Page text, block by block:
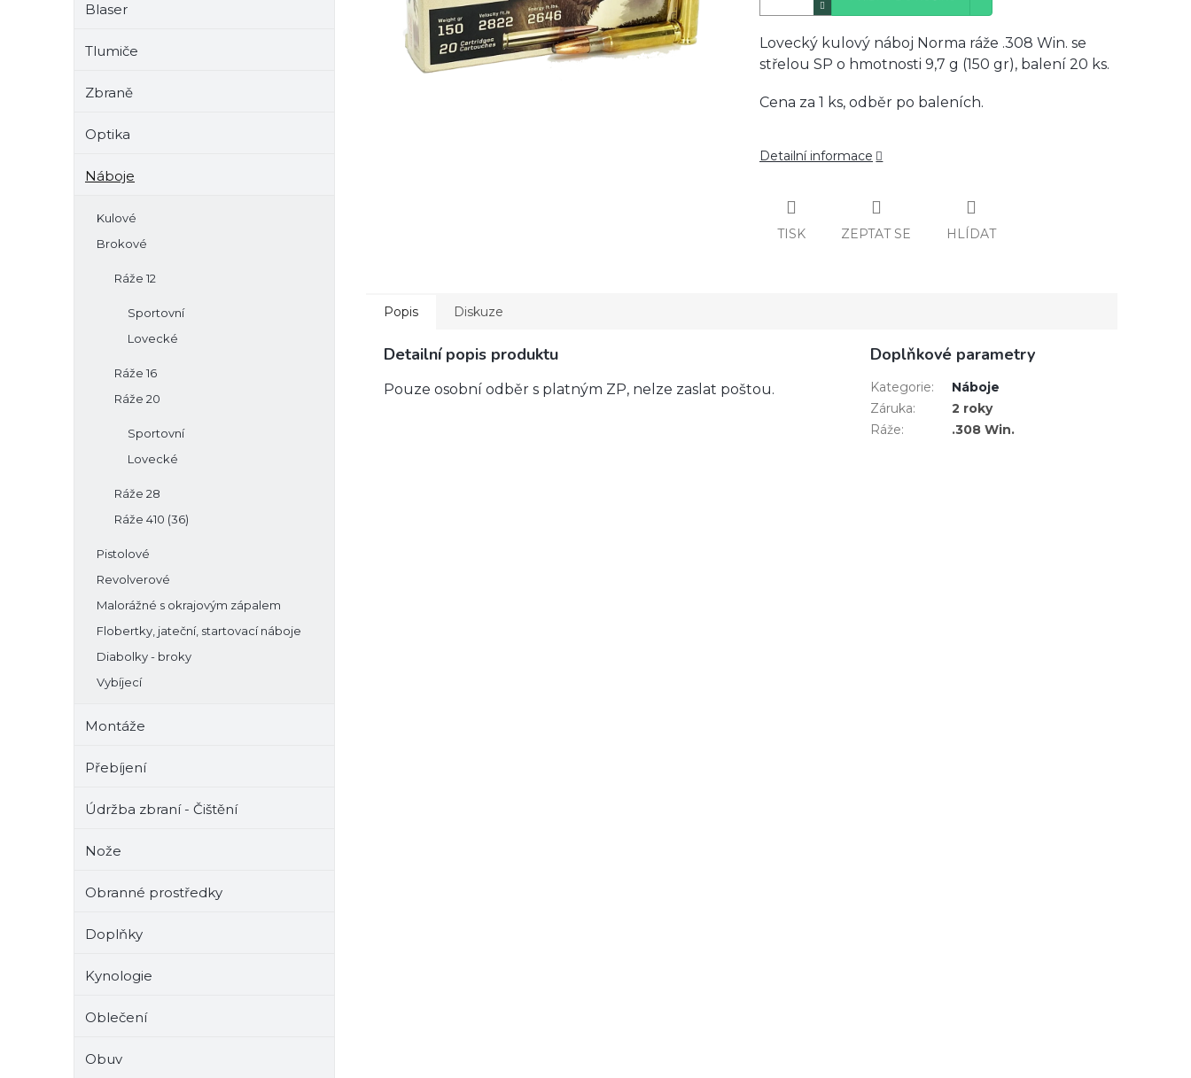
Blaser
Tlumiče
Zbraně
Optika
Náboje
Kulové
Brokové
Ráže 12
Sportovní
Lovecké
Ráže 16
Ráže 20
Sportovní
Lovecké
Ráže 28
Ráže 410 (36)
Pistolové
Revolverové
Malorážné s okrajovým zápalem
Flobertky, jateční, startovací náboje
Diabolky - broky
Vybíjecí
Montáže
Přebíjení
Údržba zbraní - Čištění
Nože
Obranné prostředky
Doplňky
Kynologie
Oblečení
Obuv
Lovecký kulový náboj Norma ráže .308 Win. se
střelou SP o hmotnosti 9,7 g (150 gr), balení 20 ks.
Cena za 1 ks, odběr po baleních.
Detailní informace
TISK ZEPTAT SE HLÍDAT
Popis Diskuze
Detailní popis produktu
Pouze osobní odběr s platným ZP, nelze zaslat poštou.
Doplňkové parametry
Kategorie:
Náboje
Záruka:
2 roky
Ráže: .308 Win.